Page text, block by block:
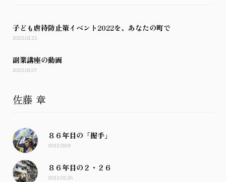
子ども虐待防止策イベント2022を、あなたの町で
2022.02.21
副業講座の動画
2022.02.07
佐藤 章
８６年目の「握手」
2022.03.01
８６年目の２・２６
2022.02.26